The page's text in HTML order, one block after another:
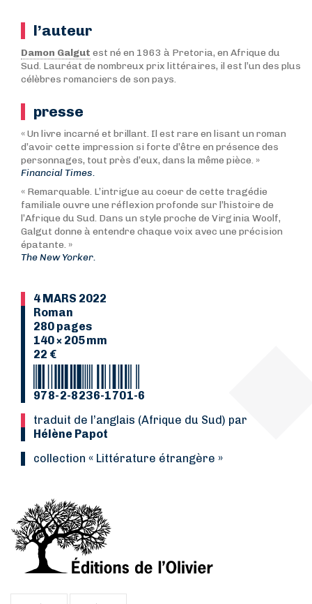
l’auteur
Damon Galgut est né en 1963 à Pretoria, en Afrique du
Sud. Lauréat de nombreux prix littéraires, il est l’un des plus
célèbres romanciers de son pays.
presse
« Un livre incarné et brillant. Il est rare en lisant un roman
d’avoir cette impression si forte d’être en présence des
personnages, tout près d’eux, dans la même pièce. »
Financial Times.
« Remarquable. L’intrigue au coeur de cette tragédie
familiale ouvre une réflexion profonde sur l’histoire de
l’Afrique du Sud. Dans un style proche de Virginia Woolf,
Galgut donne à entendre chaque voix avec une précision
épatante. »
The New Yorker.
4 MARS 2022
Roman
280 pages
140 × 205 mm
22 €
978-2-8236-1701-6
Traduit de l’anglais (Afrique du Sud) par
Hélène Papot
collection « Littérature étrangère »